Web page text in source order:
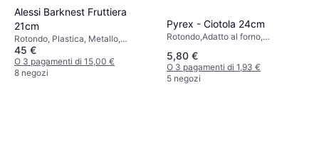
Alessi Barknest Fruttiera
21cm
Rotondo, Plastica, Metallo,
Acciaio, Argento, Legno, Acciaio
inossidabile, Bianco, Nero,
Argento, Acciaio Inossidabile,
45 €
O 3 pagamenti di 15,00 €
8 negozi
Pyrex - Ciotola 24cm
Rotondo,Adatto al forno,
Sicuro, Antiaderente,
Lavastoviglie Sicuro, Vetro,
Trasparente
5,80 €
O 3 pagamenti di 1,93 €
5 negozi